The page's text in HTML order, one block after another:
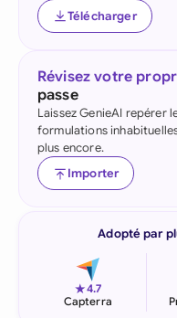
Télécharger
Révisez votre
passe
Laissez GenieAI repérer
formulations
plus encore.
Importer
Adopté par
★4.7
Capterra